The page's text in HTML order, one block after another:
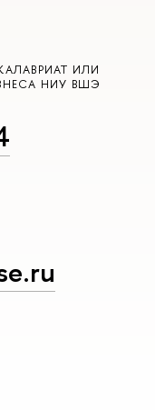
ИЛИ
НИУ ВШЭ